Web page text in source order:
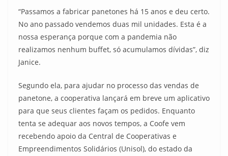
“Passamos a fabricar panetones há 15 anos e deu certo.
No ano passado vendemos duas mil unidades. Esta é a
nossa esperança porque com a pandemia não
realizamos nenhum buffet, só acumulamos dívidas”, diz
Janice.
Segundo ela, para ajudar no processo das vendas de
panetone, a cooperativa lançará em breve um aplicativo
para que seus clientes façam os pedidos. Enquanto
tenta se adequar aos novos tempos, a Coofe vem
recebendo apoio da Central de Cooperativas e
Empreendimentos Solidários (Unisol), do estado da